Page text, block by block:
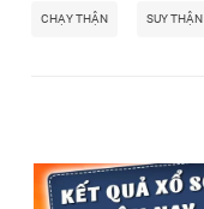
CHẠY THẬN SUY THẬN